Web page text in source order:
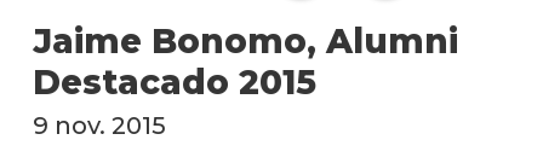
Jaime Bonomo, Alumni
Destacado 2015
9 nov. 2015